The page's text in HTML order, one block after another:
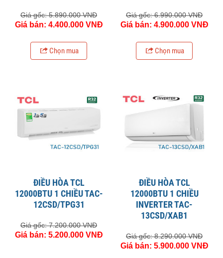
Giá gốc: 5.890.000 VNĐ
Giá bán: 4.400.000 VNĐ
Chọn mua
Giá gốc: 6.990.000 VNĐ
Giá bán: 4.900.000 VNĐ
Chọn mua
ĐIỀU HÒA TCL
12000BTU 1 CHIỀU TAC-
12CSD/TPG31
Giá gốc: 7.200.000 VNĐ
Giá bán: 5.200.000 VNĐ
ĐIỀU HÒA TCL
12000BTU 1 CHIỀU
INVERTER TAC-
13CSD/XAB1
Giá gốc: 8.290.000 VNĐ
Giá bán: 5.900.000 VNĐ